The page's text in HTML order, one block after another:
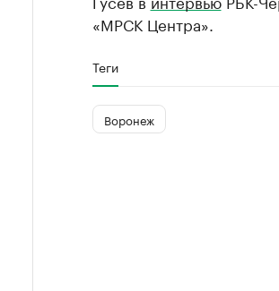
«МРСК Центра».
Теги
Воронеж